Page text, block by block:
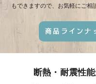
もできますので、お気軽にご相
商品ラインナ
断熱・耐震性